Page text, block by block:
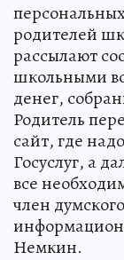
родителей
рассылают
школьными
денег,
Родитель
сайт, где
Госуслуг, а
все
член
Немкин.